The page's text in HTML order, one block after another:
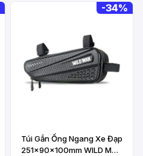
-34%
Túi Gắn Ống Ngang Xe Đạp
251x90x100mm WILD MAN